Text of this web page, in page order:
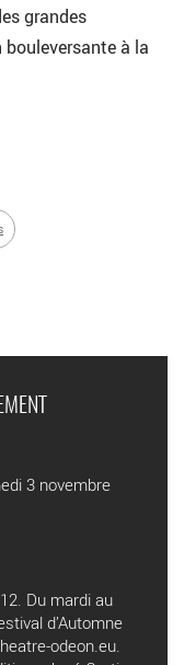
grandes
à la
3 novembre
Du mardi au
d’Automne
odeon.eu.